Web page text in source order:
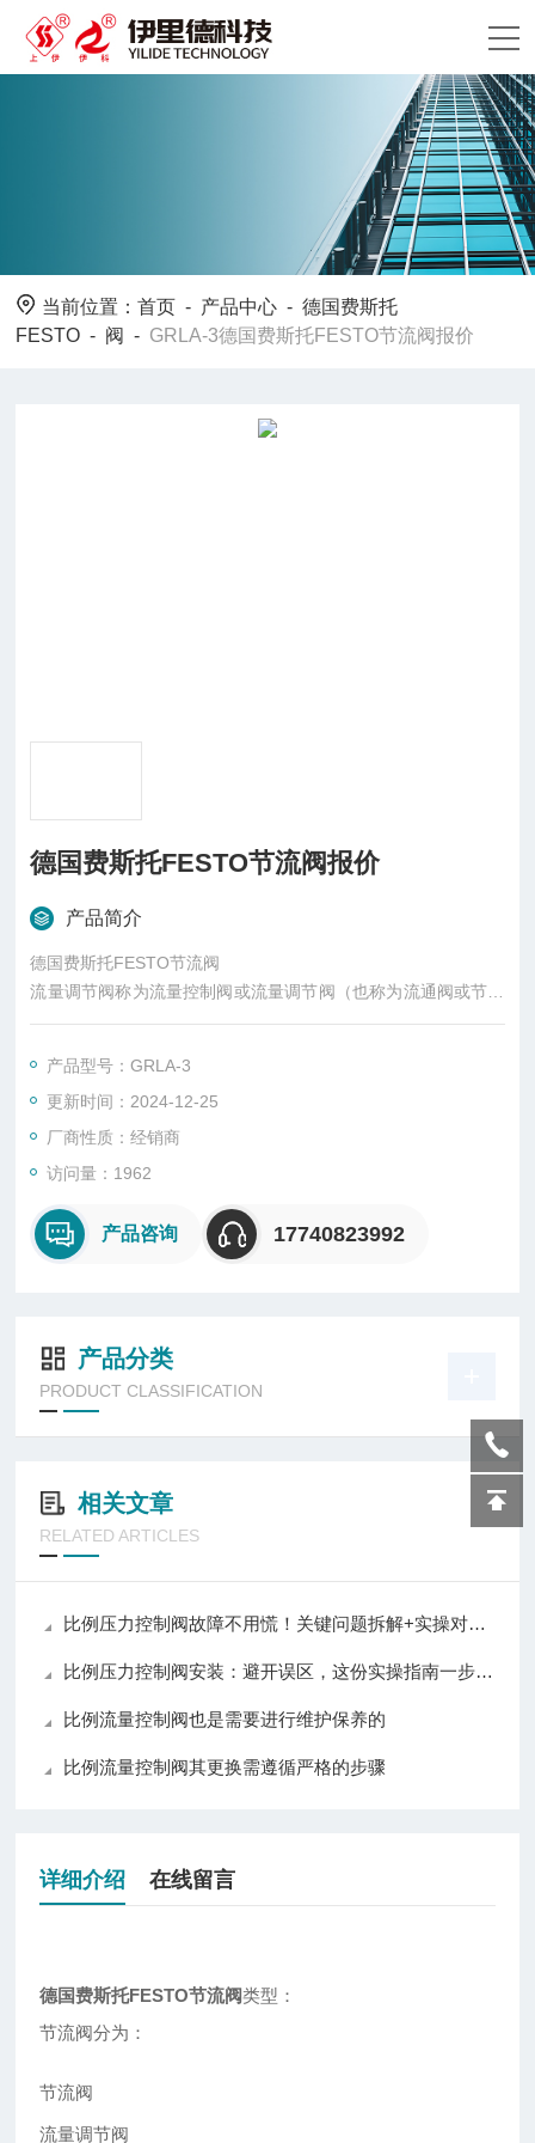
当前位置：首页 - 产品中心 -德国费斯托
FESTO - 阀 - GRLA-3德国费斯托FESTO节流阀报价
德国费斯托FESTO节流阀报价
产品简介
德国费斯托FESTO节流阀
流量调节阀称为流量控制阀或流量调节阀（也称为流通阀或节流
阀）。这些阀用于调节所用介质的流量。节流阀用于液压和气动
产品型号：GRLA-3
更新时间：2024-12-25
厂商性质：经销商
访问量：1962
产品咨询 17740823992
产品分类
PRODUCT CLASSIFICATION
相关文章
RELATED ARTICLES
比例压力控制阀故障不用慌！关键问题拆解+实操对策，看完就懂
比例压力控制阀安装：避开误区，这份实操指南一步到位！
比例流量控制阀也是需要进行维护保养的
比例流量控制阀其更换需遵循严格的步骤
详细介绍 在线留言
德国费斯托FESTO节流阀类型：
节流阀分为：
节流阀
流量调节阀